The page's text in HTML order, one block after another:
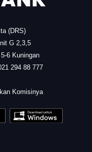
(DRS)
G 2,3,5
6 Kuningan
294 88 777
Komisinya